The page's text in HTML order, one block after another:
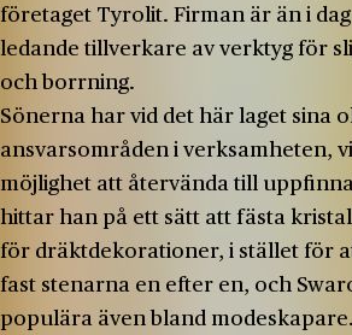
företaget Tyrolit. Firman är än i
ledande tillverkare av verktyg för
och borrning.
Sönerna har vid det här laget sina
ansvarsområden i verksamheten,
möjlighet att återvända till
hittar han på ett sätt att fästa
för dräktdekorationer, i stället för
fast stenarna en efter en, och
populära även bland